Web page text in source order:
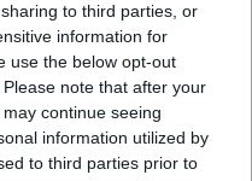
to third parties, or
information for
use the below opt-out
note that after your
continue seeing
information utilized by
to third parties prior to
Δημοφιλή